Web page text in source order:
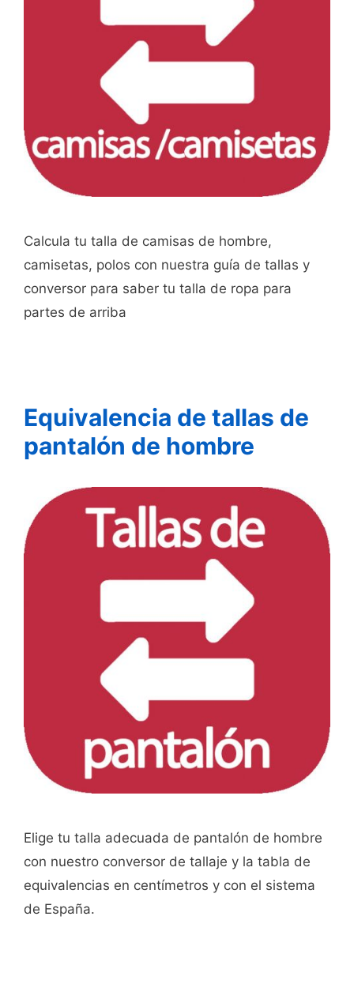
Calcula tu talla de camisas de hombre,
camisetas, polos con nuestra guía de tallas y
conversor para saber tu talla de ropa para
partes de arriba
Equivalencia de tallas de
pantalón de hombre
Elige tu talla adecuada de pantalón de hombre
con nuestro conversor de tallaje y la tabla de
equivalencias en centímetros y con el sistema
de España.